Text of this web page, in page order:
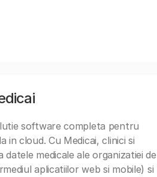
software completa pentru
in cloud. Cu Medicai, clinici si
datele medicale ale organizatiei de
aplicatiilor web si mobile) si